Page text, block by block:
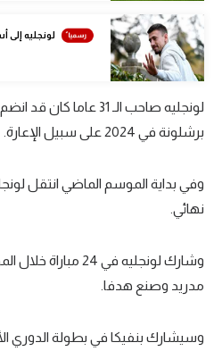
حكايات في الجول
كويز في الجول
فيديو في الجول
لونجليه إلى
لونجليه صاحب الـ 31
برشلونة في 2024 على سبيل الإعارة.
وفي بداية الموسم الماضي انتقل
نهائي.
وشارك لونجليه في
مدريد وصنع هدفا.
وسيشارك بنفيكا في بطولة الدوري